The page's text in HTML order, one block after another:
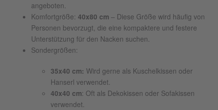
angeboten.
Komfortgröße: 40x80 cm – Diese Größe wird häufig von
Personen bevorzugt, die eine kompaktere und festere
Unterstützung für den Nacken suchen.
Sondergrößen:
35x40 cm: Wird gerne als Kuschelkissen oder
Hanserl verwendet.
40x40 cm: Oft als Dekokissen oder Sofakissen
verwendet.